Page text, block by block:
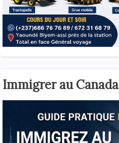
Immigrer au Canada